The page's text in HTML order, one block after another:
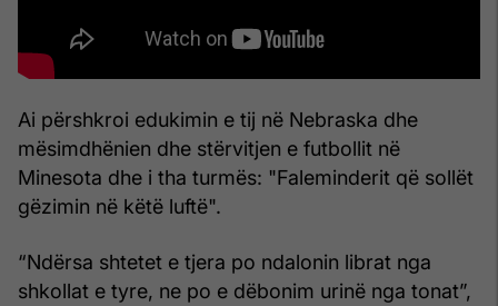
Ai përshkroi edukimin e tij në Nebraska dhe
mësimdhënien dhe stërvitjen e futbollit në
Minesota dhe i tha turmës: "Faleminderit që sollët
gëzimin në këtë luftë".
“Ndërsa shtetet e tjera po ndalonin librat nga
shkollat ​​e tyre, ne po e dëbonim urinë nga tonat”,